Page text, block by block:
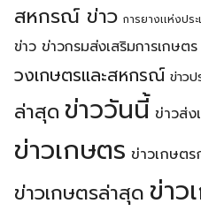
สหกรณ์ ข่าว การยางเเห่งปร
ข่าว ข่าวกรมส่งเสริมการเกษตร
วงเกษตรเเละสหกรณ์ ข่าวป
ล่าสุด ข่าววันนี้ ข่าวส่ง
ข่าวเกษตร ข่าวเกษตร
ข่าวเกษตรล่าสุด ข่าว